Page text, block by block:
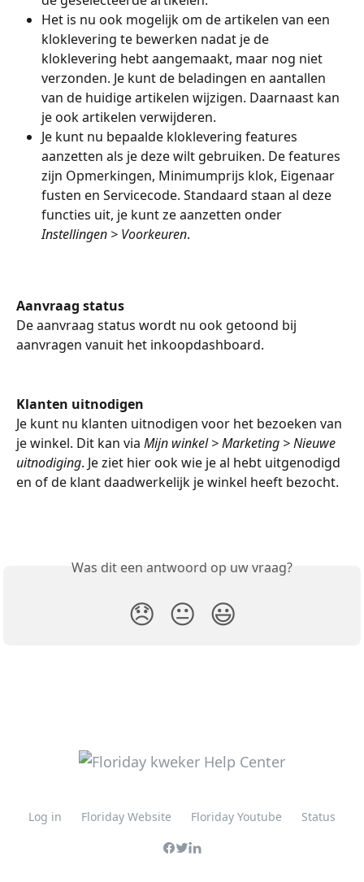
Het is nu ook mogelijk om de artikelen van een
kloklevering te bewerken nadat je de
kloklevering hebt aangemaakt, maar nog niet
verzonden. Je kunt de beladingen en aantallen
van de huidige artikelen wijzigen. Daarnaast kan
je ook artikelen verwijderen.
Je kunt nu bepaalde kloklevering features
aanzetten als je deze wilt gebruiken. De features
zijn Opmerkingen, Minimumprijs klok, Eigenaar
fusten en Servicecode. Standaard staan al deze
functies uit, je kunt ze aanzetten onder
Instellingen > Voorkeuren.
Aanvraag status
De aanvraag status wordt nu ook getoond bij
aanvragen vanuit het inkoopdashboard.
Klanten uitnodigen
Je kunt nu klanten uitnodigen voor het bezoeken van
je winkel. Dit kan via Mijn winkel > Marketing > Nieuwe
uitnodiging. Je ziet hier ook wie je al hebt uitgenodigd
en of de klant daadwerkelijk je winkel heeft bezocht.
Was dit een antwoord op uw vraag?
😞 😐 😃
Log in Floriday Website Floriday Youtube Status